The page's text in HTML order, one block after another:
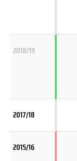
2018/19
2017/18
2015/16